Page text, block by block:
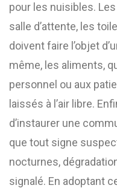
pour les nuisibles.
salle d’attente, les
doivent faire l’objet
même, les aliments,
personnel ou aux
laissés à l’air libre.
d’instaurer une
que tout signe
nocturnes,
signalé. En adoptant